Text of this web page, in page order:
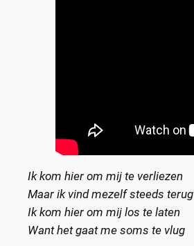
Ik kom hier om mij te verliezen
Maar ik vind mezelf steeds terug
Ik kom hier om mij los te laten
Want het gaat me soms te vlug